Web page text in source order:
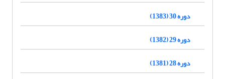
دوره 30 (1383)
دوره 29 (1382)
دوره 28 (1381)